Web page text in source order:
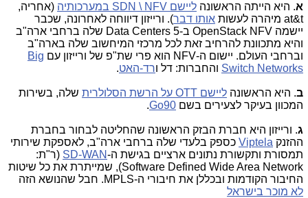
א. היא הייתה הראשונה ליישם SDN \ NFV במערכותיה
(אחריה,
at&t מיהרה לעשות
אותו דבר). ורייזון דיווחה לאחרונה, שכבר
יישמה OpenStack NFV ב-5 Data Centers שלה ברחבי ארה"ב
והיא מתכוונת להרחיב זאת לכל מרכזי המיחשוב שלה בארה"ב
וברחבי העולם. יישום ה-NFV הוא פרי שת"פ של ורייזון עם
Big
Switch Networks והחברות: דל ורד-האט.
ב. היא הראשונה ליישם OTT על הרשת הסלולרית
שלה, בשירות
המכוון בעיקר לצעירים בשם Go90
.
ג. ורייזון היא חברת הבזק הראשונה שהחליטה לבחור בחברת
ההזנק Viptela כספק בלעדי שלה ברחבי ארה"ב, לאספקת שירותי
תמסורת ותקשורת נתונים ארציים בגישת ה-SD-WAN (ר"ת:
Software Defined Wide Area Network), ש
מייתרת את כל שיטות
החיבור הקודמות ובכללן את חיבורי ה-MPLS. חבל שהנושא הזה
לא מוכר בישראל